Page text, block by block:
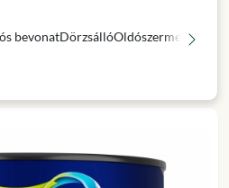
bevonatDörzsállóOldószermentes